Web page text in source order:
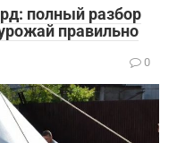
полный разбор
правильно
0